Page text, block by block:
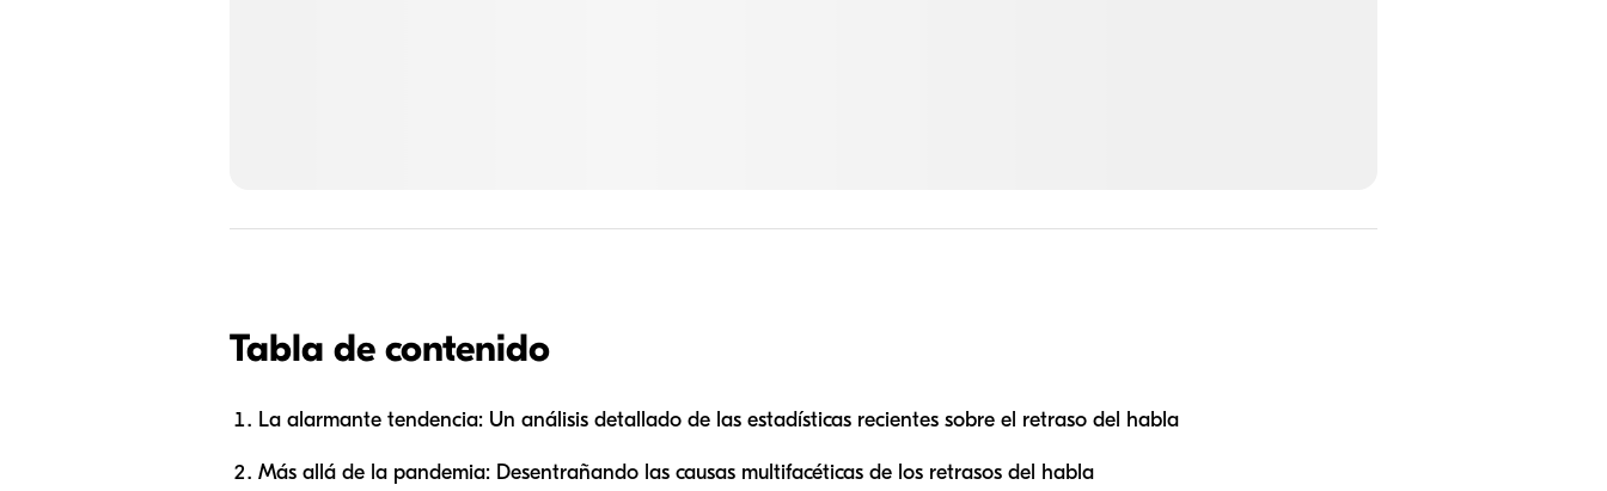
Tabla de contenido
La alarmante tendencia: Un análisis detallado de las estadísticas recientes sobre el retraso del habla
Más allá de la pandemia: Desentrañando las causas multifacéticas de los retrasos del habla